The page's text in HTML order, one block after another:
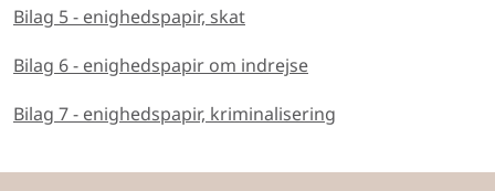
Bilag 5 - enighedspapir, skat
Bilag 6 - enighedspapir om indrejse
Bilag 7 - enighedspapir, kriminalisering